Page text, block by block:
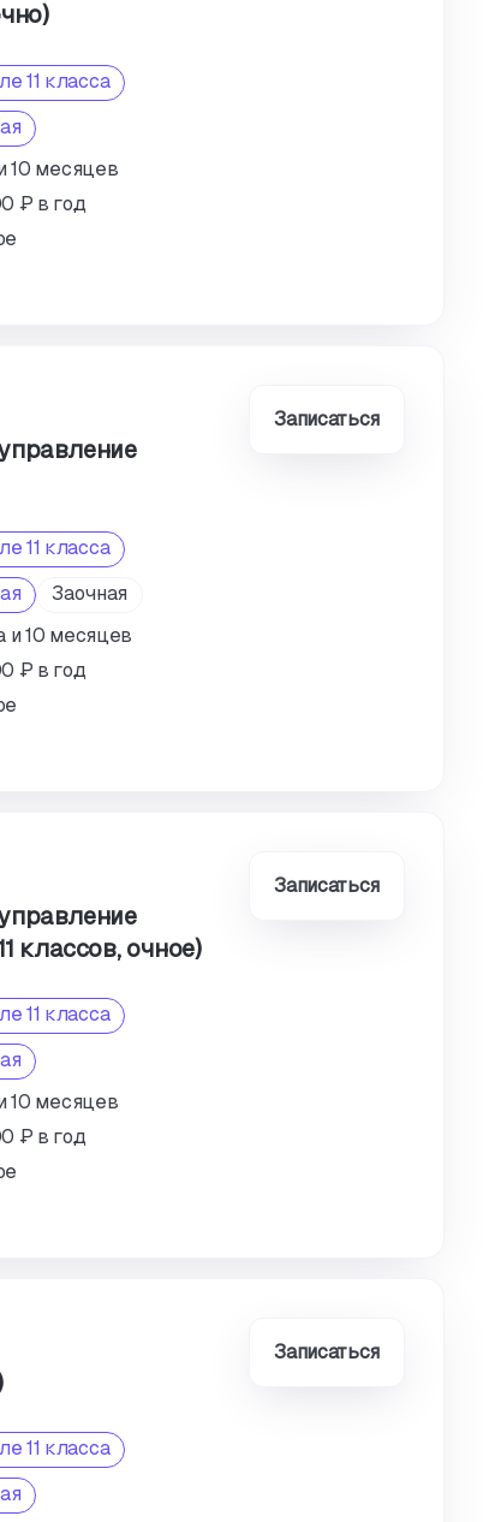
11 класса
10 месяцев
₽ в год
11 класса
Заочная
и 10 месяцев
₽ в год
Записаться
классов, очное)
11 класса
10 месяцев
₽ в год
Записаться
11 класса
Записаться